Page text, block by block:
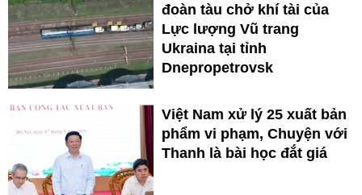
đoàn tàu chở khí tài của
Lực lượng Vũ trang
Ukraina tại tỉnh
Dnepropetrovsk
Việt Nam xử lý 25 xuất bản
phẩm vi phạm, Chuyện với
Thanh là bài học đắt giá